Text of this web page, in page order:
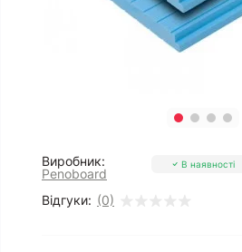
Виробник:
Penoboard
Відгуки: (0)
В наявності